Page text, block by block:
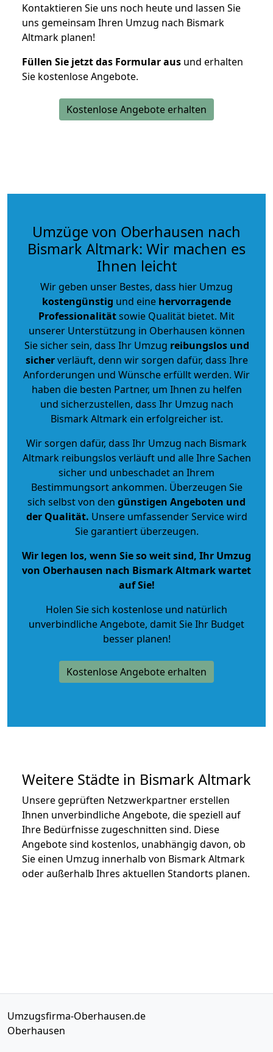
Kontaktieren Sie uns noch heute und lassen Sie
uns gemeinsam Ihren Umzug nach Bismark
Altmark planen!
Füllen Sie jetzt das Formular aus und erhalten
Sie kostenlose Angebote.
Kostenlose Angebote erhalten
Umzüge von Oberhausen nach
Bismark Altmark: Wir machen es
Ihnen leicht
Wir geben unser Bestes, dass hier Umzug
kostengünstig und eine hervorragende
Professionalitätsowie Qualität bietet. Mit
unserer Unterstützung in Oberhausen können
Sie sicher sein, dass Ihr Umzug reibungslos und
sicherverläuft, denn wir sorgen dafür, dass Ihre
Anforderungen und Wünsche erfüllt werden. Wir
haben die besten Partner, um Ihnen zu helfen
und sicherzustellen, dass Ihr Umzug nach
Bismark Altmark ein erfolgreicher ist.
Wir sorgen dafür, dass Ihr Umzug nach Bismark
Altmark reibungslos verläuft und alle Ihre Sachen
sicher und unbeschadet an Ihrem
Bestimmungsort ankommen. Überzeugen Sie
sich selbst von den günstigen Angeboten und
der Qualität. Unsere umfassender Service wird
Sie garantiert überzeugen.
Wir legen los, wenn Sie so weit sind, Ihr Umzug
von Oberhausen nach Bismark Altmark wartet
auf Sie!
Holen Sie sich kostenlose und natürlich
unverbindliche Angebote, damit Sie Ihr Budget
besser planen!
Kostenlose Angebote erhalten
Weitere Städte in Bismark Altmark
Unsere geprüften Netzwerkpartner erstellen
Ihnen unverbindliche Angebote, die speziell auf
Ihre Bedürfnisse zugeschnitten sind. Diese
Angebote sind kostenlos, unabhängig davon, ob
Sie einen Umzug innerhalb von Bismark Altmark
oder außerhalb Ihres aktuellen Standorts planen.
Umzugsfirma-Oberhausen.de
Oberhausen